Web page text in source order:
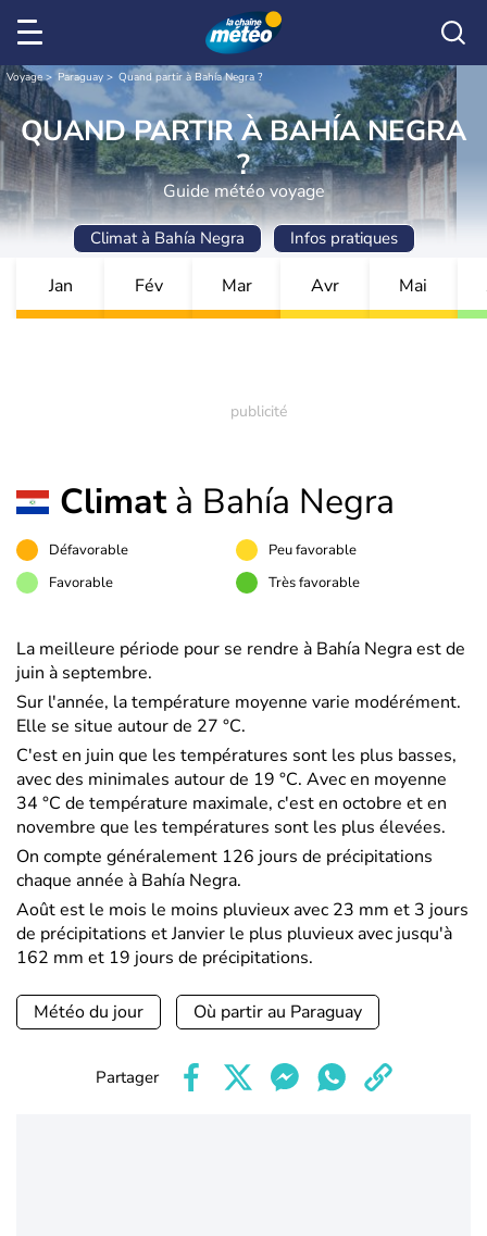
Voyage Paraguay Quand partir à Bahía Negra ?
QUAND PARTIR À BAHÍA NEGRA
?
Guide météo voyage
Climat à Bahía Negra Infos pratiques
Jan Fév Mar Avr Mai
Climatà Bahía Negra
Défavorable
Peu favorable
Favorable
Très favorable
La meilleure période pour se rendre à Bahía Negra est de
juin à septembre.
Sur l'année, la température moyenne varie modérément.
Elle se situe autour de 27 °C.
C'est en juin que les températures sont les plus basses,
avec des minimales autour de 19 °C. Avec en moyenne
34 °C de température maximale, c'est en octobre et en
novembre que les températures sont les plus élevées.
On compte généralement 126 jours de précipitations
chaque année à Bahía Negra.
Août est le mois le moins pluvieux avec 23 mm et 3 jours
de précipitations et Janvier le plus pluvieux avec jusqu'à
162 mm et 19 jours de précipitations.
Météo du jour Où partir au Paraguay
Partager